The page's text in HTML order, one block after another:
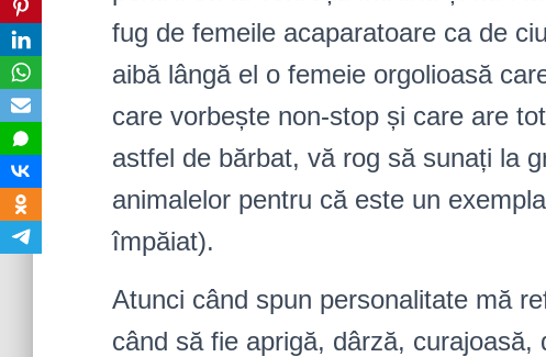
fug de femeile acaparatoare ca de
aibă lângă el o femeie orgolioasă
care vorbește non-stop și care are
astfel de bărbat, vă rog să sunați la
animalelor pentru că este un
împăiat).
Atunci când spun personalitate mă
când să fie aprigă, dârză, curajoasă,